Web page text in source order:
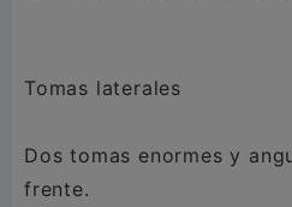
Tomas laterales
Dos tomas enormes y
frente.